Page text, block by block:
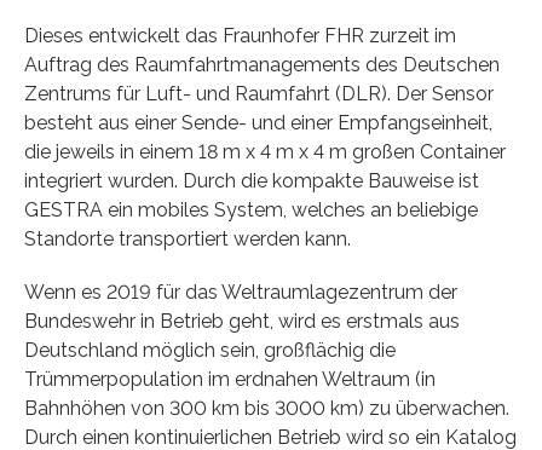
Dieses entwickelt das Fraunhofer FHR zurzeit im
Auftrag des Raumfahrtmanagements des Deutschen
Zentrums für Luft- und Raumfahrt (DLR). Der Sensor
besteht aus einer Sende- und einer Empfangseinheit,
die jeweils in einem 18 m x 4 m x 4 m großen Container
integriert wurden. Durch die kompakte Bauweise ist
GESTRA ein mobiles System, welches an beliebige
Standorte transportiert werden kann.
Wenn es 2019 für das Weltraumlagezentrum der
Bundeswehr in Betrieb geht, wird es erstmals aus
Deutschland möglich sein, großflächig die
Trümmerpopulation im erdnahen Weltraum (in
Bahnhöhen von 300 km bis 3000 km) zu überwachen.
Durch einen kontinuierlichen Betrieb wird so ein Katalog